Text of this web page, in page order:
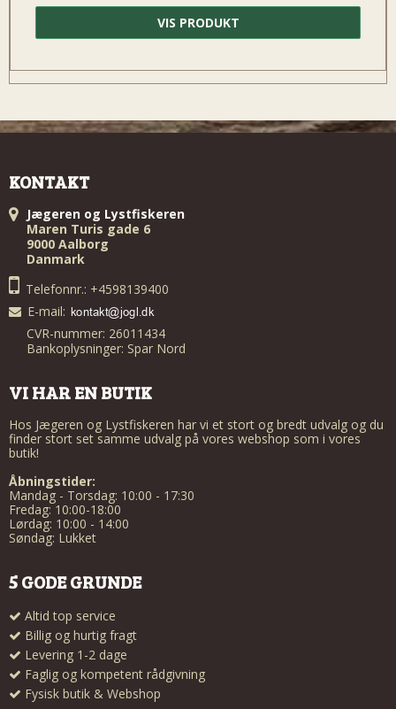
VIS PRODUKT
KONTAKT
Jægeren og Lystfiskeren
Maren Turis gade 6
9000 Aalborg
Danmark
Telefonnr.: +4598139400
E-mail:
CVR-nummer: 26011434
Bankoplysninger: Spar Nord
VI HAR EN BUTIK
Hos Jægeren og Lystfiskeren har vi et stort og bredt udvalg og du
finder stort set samme udvalg på vores webshop som i vores
butik!
Åbningstider:
Mandag - Torsdag: 10:00 - 17:30
Fredag: 10:00-18:00
Lørdag: 10:00 - 14:00
Søndag: Lukket
5 GODE GRUNDE
Altid top service
Billig og hurtig fragt
Levering 1-2 dage
Faglig og kompetent rådgivning
Fysisk butik & Webshop